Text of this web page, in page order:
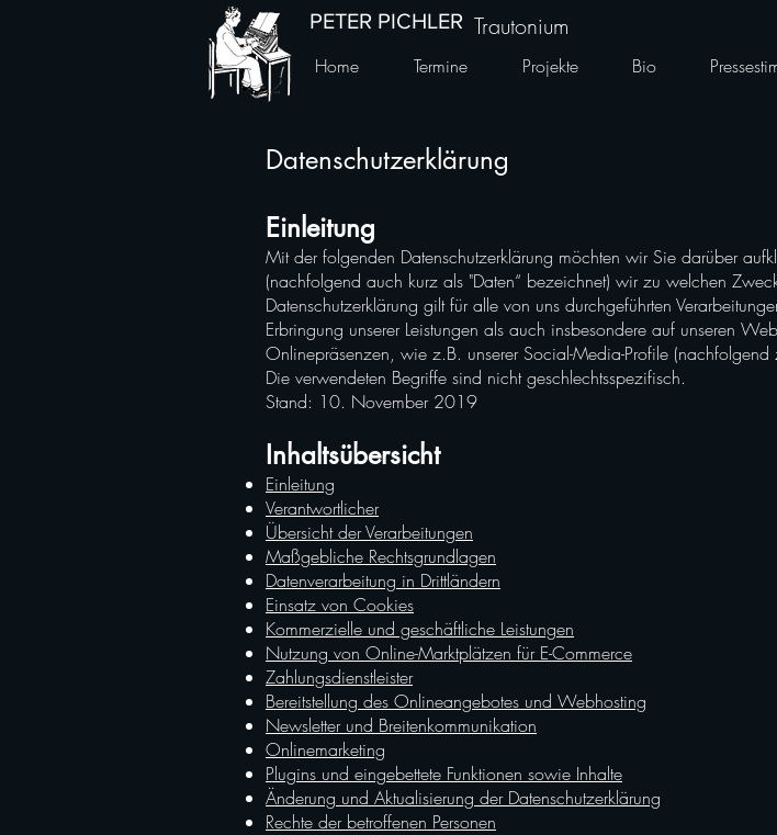
PETER PICHLER Trautonium
Home Termine Projekte Bio
Datenschutzerklärung
Einleitung
Mit der folgenden Datenschutzerklärung möchten wir Sie darüber
(nachfolgend auch kurz als "Daten“ bezeichnet) wir zu welchen
Datenschutzerklärung gilt für alle von uns durchgeführten
Erbringung unserer Leistungen als auch insbesondere auf unseren
Onlinepräsenzen, wie z.B. unserer Social-Media-Profile
Die verwendeten Begriffe sind nicht geschlechtsspezifisch.
Stand: 10. November 2019
Inhaltsübersicht
Einleitung
Verantwortlicher
Übersicht der Verarbeitungen
Maßgebliche Rechtsgrundlagen
Datenverarbeitung in Drittländern
Einsatz von Cookies
Kommerzielle und geschäftliche Leistungen
Nutzung von Online-Marktplätzen für E-Commerce
Zahlungsdienstleister
Bereitstellung des Onlineangebotes und Webhosting
Newsletter und Breitenkommunikation
Onlinemarketing
Plugins und eingebettete Funktionen sowie Inhalte
Änderung und Aktualisierung der Datenschutzerklärung
Rechte der betroffenen Personen